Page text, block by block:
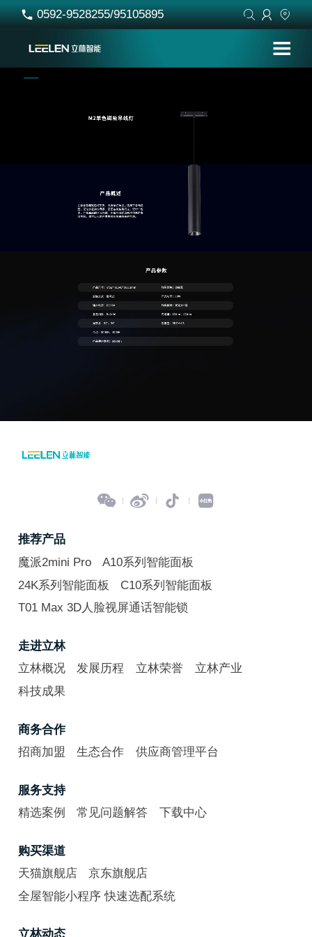
 0592-9528255/95105895   
   
推荐产品
魔派2mini Pro
A10系列智能面板
24K系列智能面板
C10系列智能面板
T01 Max 3D人脸视屏通话智能锁
走进立林
立林概况
发展历程 立林荣誉
立林产业
科技成果
商务合作
招商加盟
生态合作 供应商管理平台
服务支持
精选案例
常见问题解答 下载中心
购买渠道
天猫旗舰店
京东旗舰店
全屋智能小程序 快速选配系统
立林动态